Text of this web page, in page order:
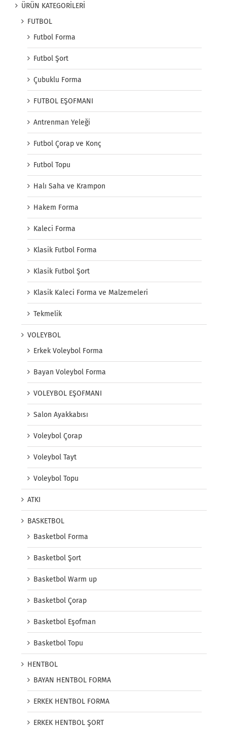
ÜRÜN KATEGORİLERİ
FUTBOL
Futbol Forma
Futbol Şort
Çubuklu Forma
FUTBOL EŞOFMANI
Antrenman Yeleği
Futbol Çorap ve Konç
Futbol Topu
Halı Saha ve Krampon
Hakem Forma
Kaleci Forma
Klasik Futbol Forma
Klasik Futbol Şort
Klasik Kaleci Forma ve Malzemeleri
Tekmelik
VOLEYBOL
Erkek Voleybol Forma
Bayan Voleybol Forma
VOLEYBOL EŞOFMANI
Salon Ayakkabısı
Voleybol Çorap
Voleybol Tayt
Voleybol Topu
ATKI
BASKETBOL
Basketbol Forma
Basketbol Şort
Basketbol Warm up
Basketbol Çorap
Basketbol Eşofman
Basketbol Topu
HENTBOL
BAYAN HENTBOL FORMA
ERKEK HENTBOL FORMA
ERKEK HENTBOL ŞORT